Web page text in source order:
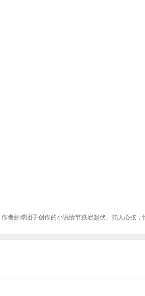
者虾球团子创作的小说情节跌宕起伏、扣人心弦，